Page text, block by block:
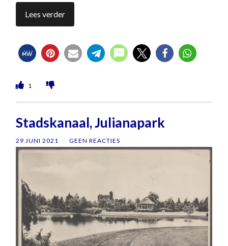
Lees verder
1
Stadskanaal, Julianapark
29 JUNI 2021 / GEEN REACTIES